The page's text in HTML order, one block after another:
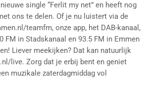
single “Ferlit my net” en heeft nog
ons te delen. Of je nu luistert via de
teamfm, onze app, het DAB-kanaal,
FM in Stadskanaal en 93.5 FM in Emmen
Liever meekijken? Dat kan natuurlijk
live. Zorg dat je erbij bent en geniet
muzikale zaterdagmiddag vol